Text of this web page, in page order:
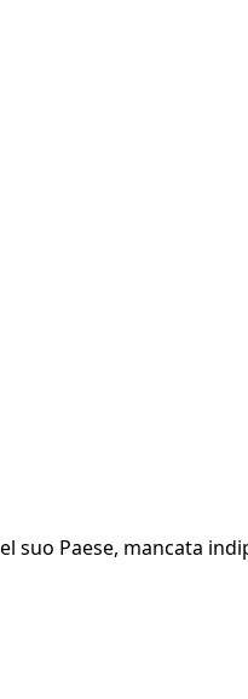
Paese, mancata